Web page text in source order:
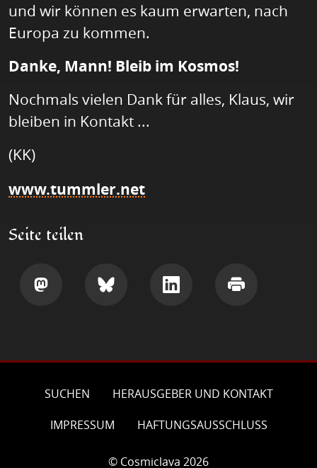
und wir können es kaum erwarten, nach
Europa zu kommen.
Danke, Mann! Bleib im Kosmos!
Nochmals vielen Dank für alles, Klaus, wir
bleiben in Kontakt ...
(KK)
www.tummler.net
Seite teilen
SUCHEN
HERAUSGEBER UND KONTAKT
IMPRESSUM
HAFTUNGSAUSSCHLUSS
© Cosmiclava 2026